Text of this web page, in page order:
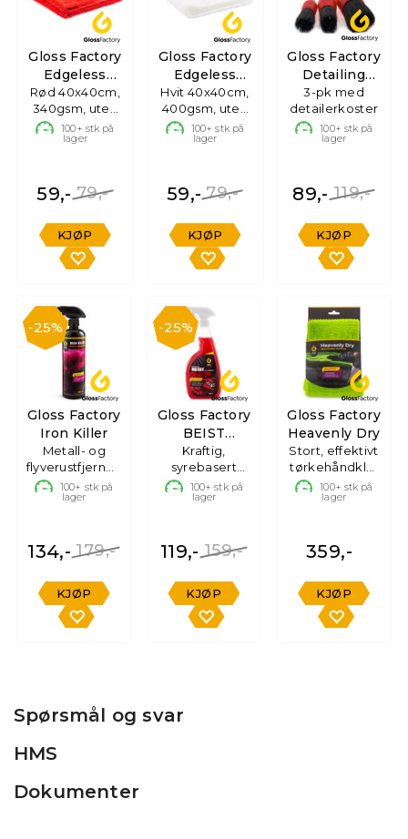
Gloss Factory
Edgeless
Mikrofiberklut
Rød 40x40cm,
340gsm, uten
søm
100+ stk på
lager
79,-
59,-
KJØP
Gloss Factory
Edgeless
Mikrofiberklut
Hvit 40x40cm,
400gsm, uten
søm
100+ stk på
lager
79,-
59,-
KJØP
Gloss Factory
Detailing
Brushes
3-pk med
detailerkoster
100+ stk på
lager
119,-
89,-
KJØP
25%
Gloss Factory
Iron Killer
Metall- og
flyverustfjerner,
500ml
100+ stk på
lager
179,-
134,-
KJØP
25%
Gloss Factory
BEIST
Felgrens
Kraftig,
syrebasert
felgrens -
750ml
100+ stk på
lager
159,-
119,-
KJØP
Gloss Factory
Heavenly Dry
Stort, effektivt
tørkehåndkle,
70x90 cm
100+ stk på
lager
359,-
KJØP
Spørsmål og svar
HMS
Dokumenter